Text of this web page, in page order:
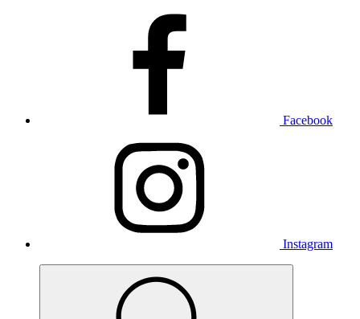
Facebook
Instagram